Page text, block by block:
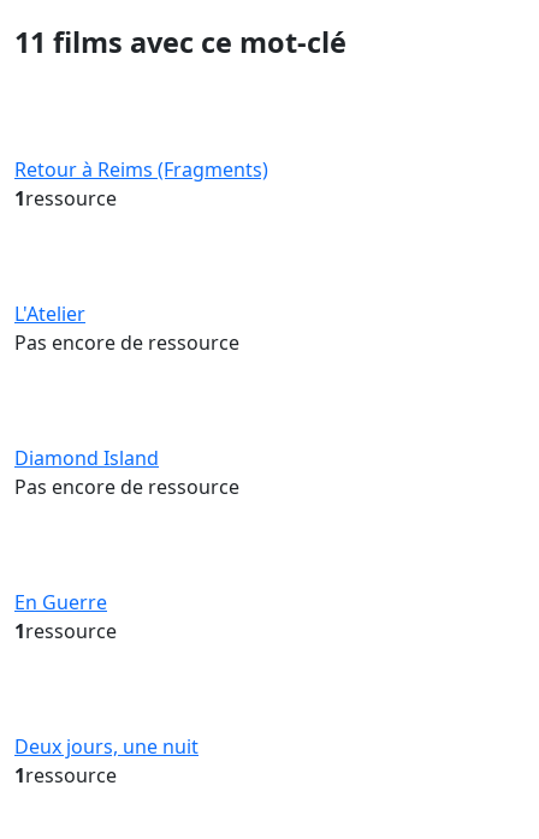
11 films avec ce mot-clé
Retour à Reims (Fragments)
1ressource
L'Atelier
Pas encore de ressource
Diamond Island
Pas encore de ressource
En Guerre
1ressource
Deux jours, une nuit
1ressource